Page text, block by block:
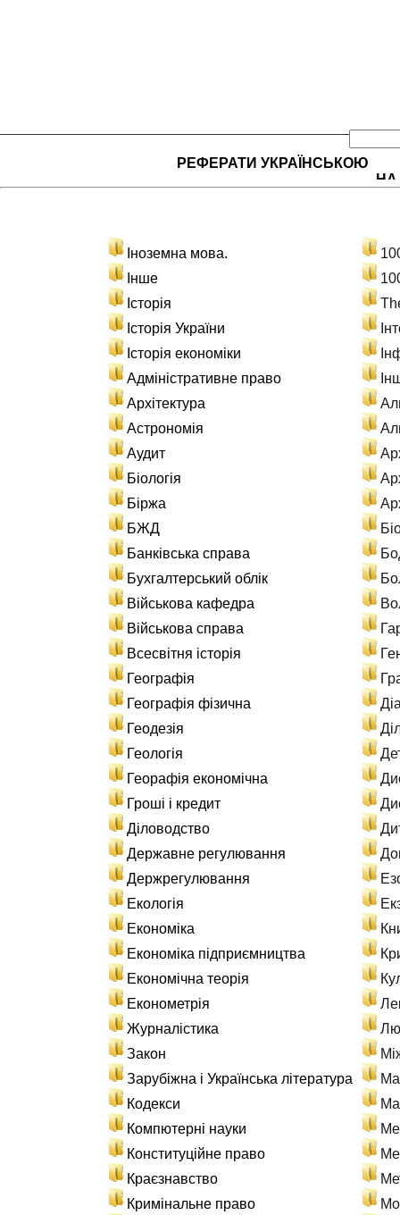
РЕФЕРАТИ УКРАЇНСЬКОЮ
НА
Іноземна мова.
Інше
Історія
Історія України
Історія економіки
Адміністративне право
Архітектура
Астрономія
Аудит
Біологія
Біржа
БЖД
Банківська справа
Бухгалтерський облік
Військова кафедра
Військова справа
Всесвітня історія
Географія
Географія фізична
Геодезія
Геологія
Георафія економічна
Гроші і кредит
Діловодство
Державне регулювання
Держрегулювання
Екологія
Економіка
Економіка підприємництва
Економічна теорія
Економетрія
Журналістика
Закон
Зарубіжна і Українська література
Кодекси
Компютерні науки
Конституційне право
Краєзнавство
Кримінальне право